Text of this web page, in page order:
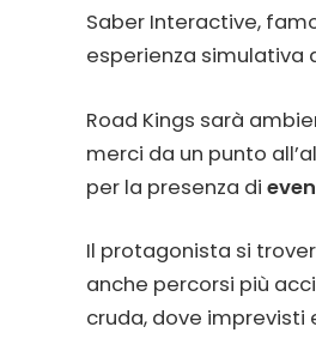
Saber Interactive,
esperienza simulativa
Road Kings sarà
merci da un punto
per la presenza di
Il protagonista si
anche percorsi più
cruda, dove